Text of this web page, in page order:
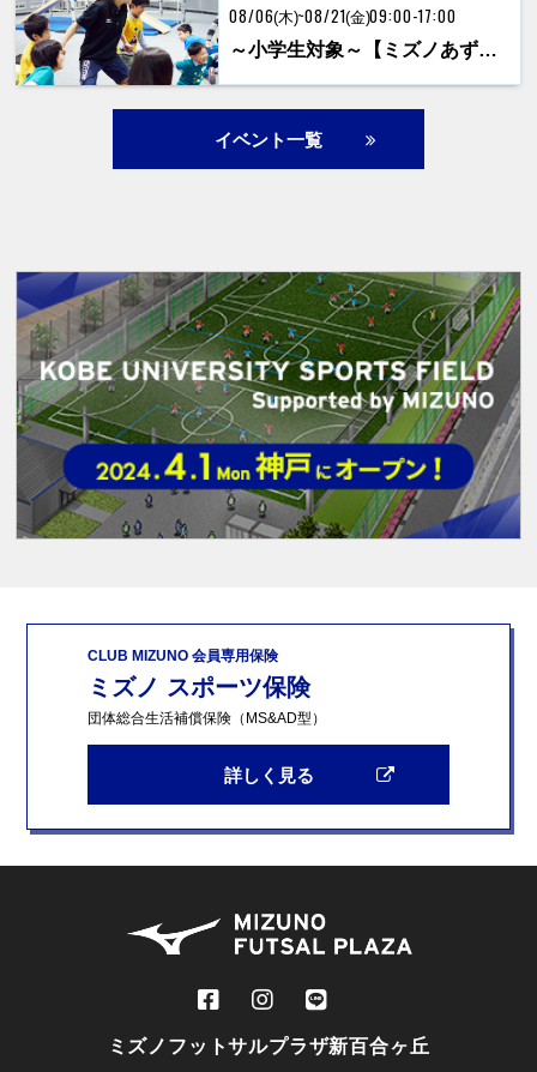
08/06(木)~08/21(金)09:00-17:00
～小学生対象～【ミズノあずかり教室 ココテラス】
イベント一覧
CLUB MIZUNO 会員専用保険
ミズノ スポーツ保険
団体総合生活補償保険（MS&AD型）
詳しく見る
ミズノフットサルプラザ新百合ヶ丘